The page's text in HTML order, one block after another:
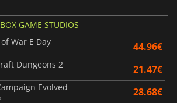
GAME STUDIOS
War E Day
44.96€
Dungeons 2 21.47€
Evolved 28.68€